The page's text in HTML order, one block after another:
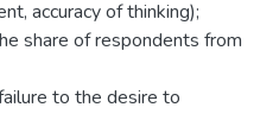
accuracy of thinking);
share of respondents from
to the desire to